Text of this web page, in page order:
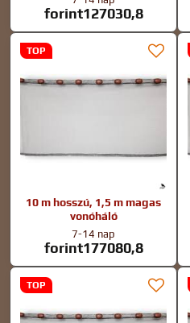
forint127030,8
TOP
10 m hosszú, 1,5 m magas
vonóháló
7-14 nap
forint177080,8
TOP